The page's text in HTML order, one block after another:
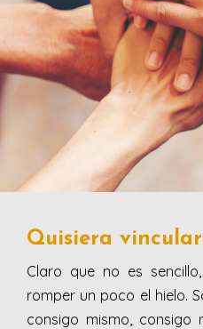
Quisiera
Claro que no es
romper un poco el hielo.
consigo mismo,